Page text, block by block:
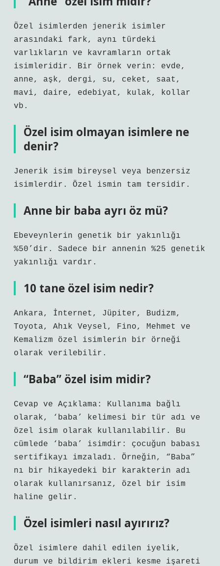
Özel isimlerden jenerik isimler
arasındaki fark, aynı türdeki
varlıkların ve kavramların ortak
isimleridir. Bir örnek verin: evde,
anne, aşk, dergi, su, ceket, saat,
mavi, daire, edebiyat, kulak, kollar
vb.
Özel isim olmayan isimlere ne
denir?
Jenerik isim bireysel veya benzersiz
isimlerdir. Özel ismin tam tersidir.
Anne bir baba ayrı öz mü?
Ebeveynlerin genetik bir yakınlığı
%50’dir. Sadece bir annenin %25 genetik
yakınlığı vardır.
10 tane özel isim nedir?
Ankara, İnternet, Jüpiter, Budizm,
Toyota, Ahık Veysel, Fino, Mehmet ve
Kemalizm özel isimlerin bir örneği
olarak verilebilir.
“Baba” özel isim midir?
Cevap ve Açıklama: Kullanıma bağlı
olarak, ‘baba’ kelimesi bir tür adı ve
özel isim olarak kullanılabilir. Bu
cümlede ‘baba’ isimdir: çocuğun babası
sertifikayı imzaladı. Örneğin, “Baba”
nı bir hikayedeki bir karakterin adı
olarak kullanırsanız, özel bir isim
haline gelir.
Özel isimleri nasıl ayırırız?
Özel isimlere dahil edilen iyelik,
durum ve bildirim ekleri kesme işareti